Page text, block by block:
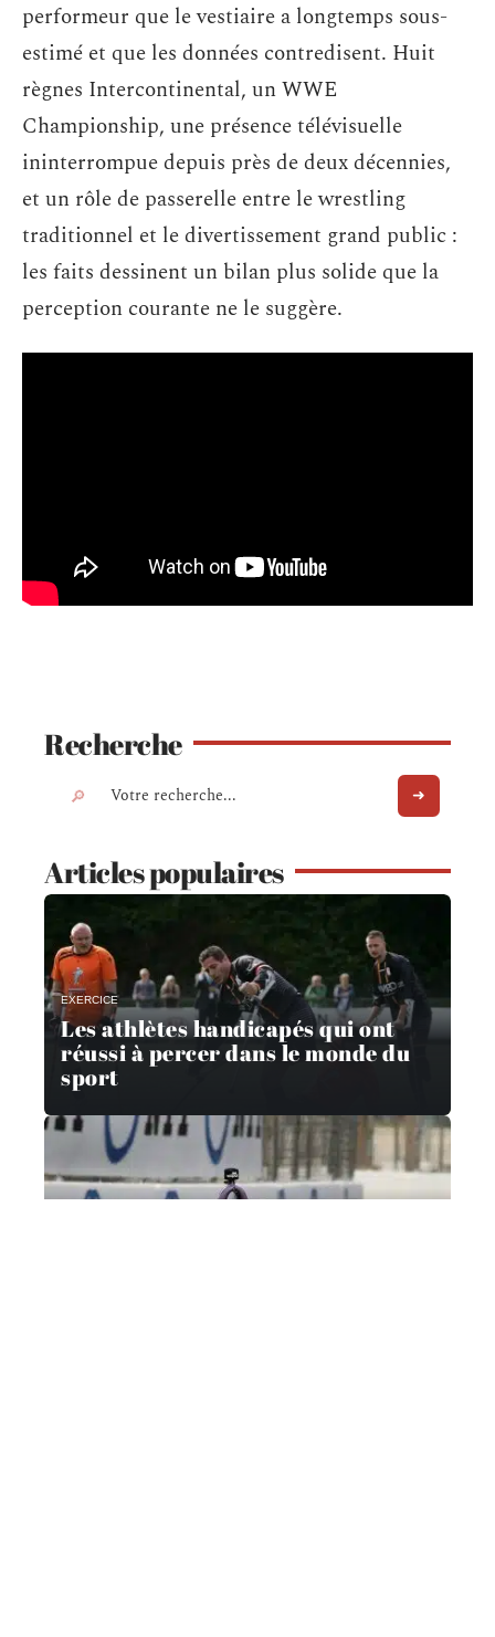
performeur que le vestiaire a longtemps sous-
estimé et que les données contredisent. Huit
règnes Intercontinental, un WWE
Championship, une présence télévisuelle
ininterrompue depuis près de deux décennies,
et un rôle de passerelle entre le wrestling
traditionnel et le divertissement grand public :
les faits dessinent un bilan plus solide que la
perception courante ne le suggère.
Recherche
Articles populaires
EXERCICE
Les athlètes handicapés qui ont
réussi à percer dans le monde du
sport